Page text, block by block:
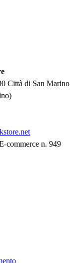
Città di San Marino
commerce n. 949